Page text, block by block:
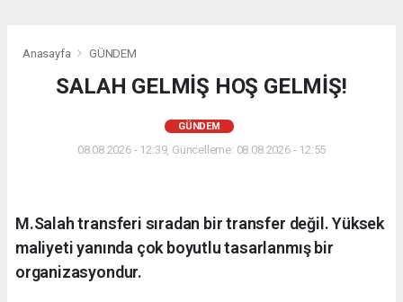
Anasayfa GÜNDEM
SALAH GELMİŞ HOŞ GELMİŞ!
GÜNDEM
08.08.2026 - 12:39, Güncelleme: 08.08.2026 - 12:55
M.Salah transferi sıradan bir transfer değil. Yüksek
maliyeti yanında çok boyutlu tasarlanmış bir
organizasyondur.